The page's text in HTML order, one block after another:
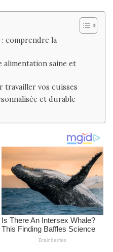
comprendre la
saine et
travailler vos cuisses
et durable